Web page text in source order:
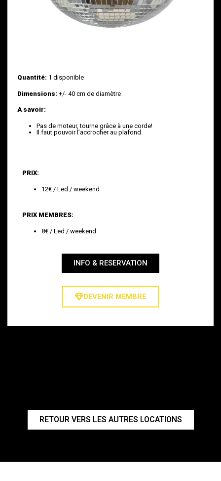
Quantité: 1 disponible
Dimensions: +/- 40 cm de diamètre
A savoir:
Pas de moteur, tourne grâce à une corde!
Il faut pouvoir l’accrocher au plafond.
PRIX:
12€ / Led / weekend
PRIX MEMBRES:
8€ / Led / weekend
INFO & RESERVATION
DEVENIR MEMBRE
RETOUR VERS LES AUTRES LOCATIONS